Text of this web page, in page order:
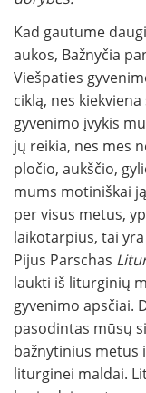
Kad gautume
aukos, Bažnyčia
Viešpaties
ciklą, nes
gyvenimo įvykis
jų reikia, nes mes
pločio, aukščio,
mums motiniškai
per visus metus,
laikotarpius, tai
Pijus Parschas
laukti iš liturginių
gyvenimo apsčiai.
pasodintas mūsų
bažnytinius
liturginei maldai.